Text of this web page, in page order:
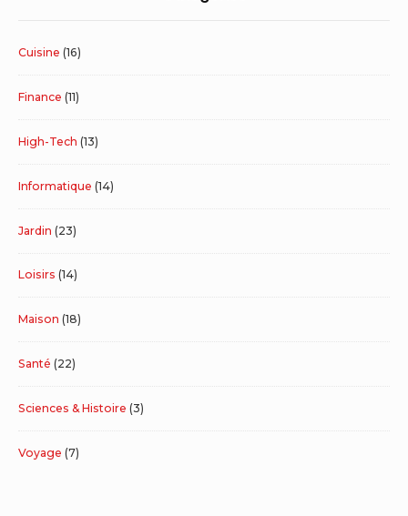
Cuisine (16)
Finance (11)
High-Tech (13)
Informatique (14)
Jardin (23)
Loisirs (14)
Maison (18)
Santé (22)
Sciences & Histoire (3)
Voyage (7)